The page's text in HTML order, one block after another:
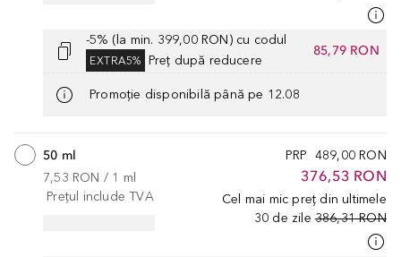
-5% (la min. 399,00 RON) cu codul
EXTRA5% Preț după reducere
85,79 RON
Promoție disponibilă până pe 12.08
PRP 489,00 RON
376,53 RON
Cel mai mic preț din ultimele
30 de zile 386,31 RON
50 ml
7,53 RON / 1 ml
Prețul include TVA